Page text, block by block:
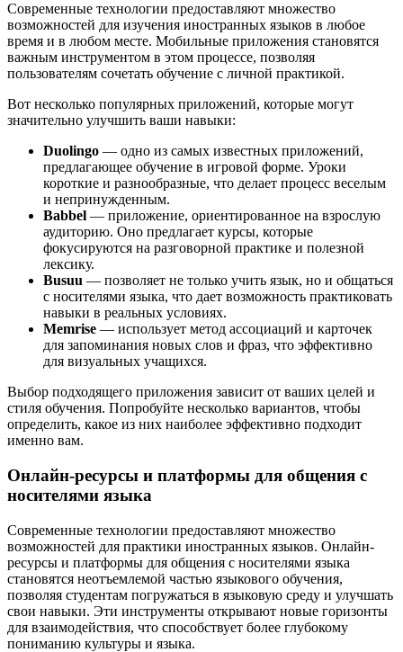
Современные технологии предоставляют множество
возможностей для изучения иностранных языков в любое
время и в любом месте. Мобильные приложения становятся
важным инструментом в этом процессе, позволяя
пользователям сочетать обучение с личной практикой.
Вот несколько популярных приложений, которые могут
значительно улучшить ваши навыки:
Duolingo — одно из самых известных приложений,
предлагающее обучение в игровой форме. Уроки
короткие и разнообразные, что делает процесс веселым
и непринужденным.
Babbel — приложение, ориентированное на взрослую
аудиторию. Оно предлагает курсы, которые
фокусируются на разговорной практике и полезной
лексику.
Busuu — позволяет не только учить язык, но и общаться
с носителями языка, что дает возможность практиковать
навыки в реальных условиях.
Memrise — использует метод ассоциаций и карточек
для запоминания новых слов и фраз, что эффективно
для визуальных учащихся.
Выбор подходящего приложения зависит от ваших целей и
стиля обучения. Попробуйте несколько вариантов, чтобы
определить, какое из них наиболее эффективно подходит
именно вам.
Онлайн-ресурсы и платформы для общения с
носителями языка
Современные технологии предоставляют множество
возможностей для практики иностранных языков. Онлайн-
ресурсы и платформы для общения с носителями языка
становятся неотъемлемой частью языкового обучения,
позволяя студентам погружаться в языковую среду и улучшать
свои навыки. Эти инструменты открывают новые горизонты
для взаимодействия, что способствует более глубокому
пониманию культуры и языка.